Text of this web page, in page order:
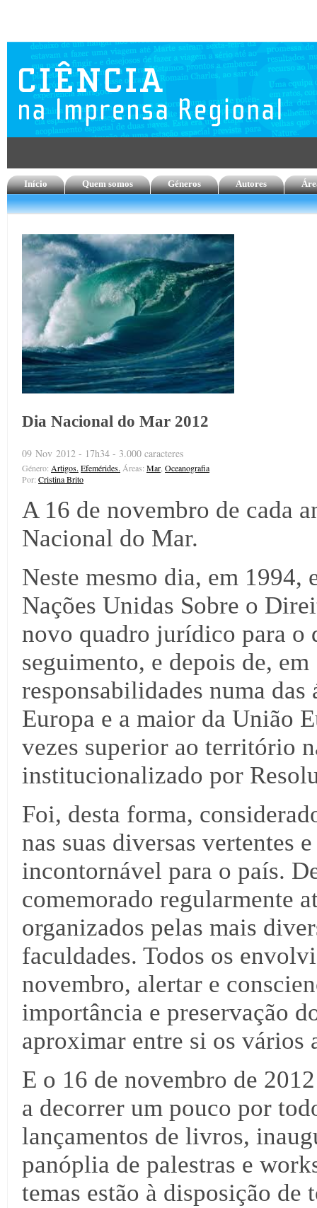
Início Quem somos Géneros Autores
Dia Nacional do Mar 2012
09 Nov 2012 - 17h34 - 3.000 caracteres
Género: Artigos. Efemérides. Áreas: Mar Oceanografia
Por: Cristina Brito
A 16 de novembro de cada
Nacional do Mar.
Neste mesmo dia, em 1994,
Nações Unidas Sobre o
novo quadro jurídico para o
seguimento, e depois de,
responsabilidades numa das
Europa e a maior da União
vezes superior ao território
institucionalizado por
Foi, desta forma,
nas suas diversas vertentes
incontornável para o país.
comemorado regularmente
organizados pelas mais
faculdades. Todos os
novembro, alertar e
importância e preservação
aproximar entre si os vários
E o 16 de novembro de
a decorrer um pouco por
lançamentos de livros,
panóplia de palestras e
temas estão à disposição de